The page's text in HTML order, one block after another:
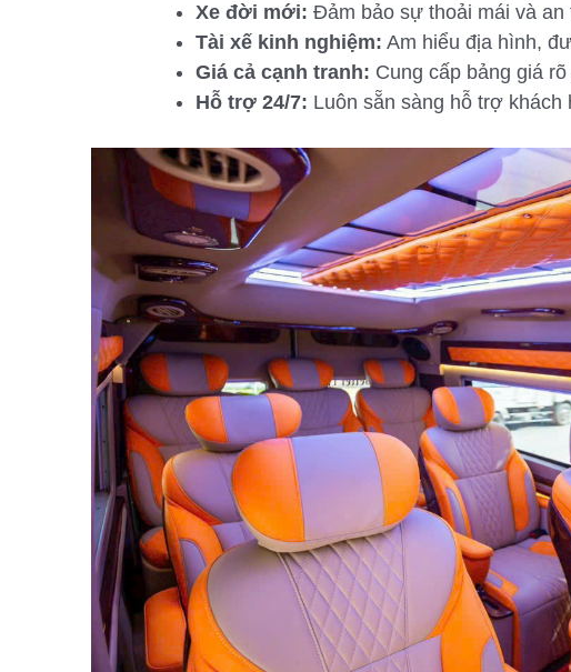
Xe đời mới: Đảm bảo sự thoải mái và an
Tài xế kinh nghiệm: Am hiểu địa hình,
Giá cả cạnh tranh: Cung cấp bảng giá
Hỗ trợ 24/7: Luôn sẵn sàng hỗ trợ khách